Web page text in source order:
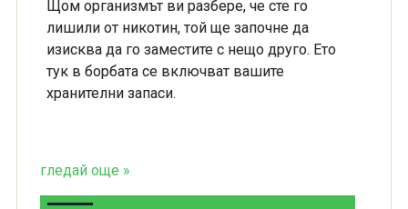
Щом организмът ви разбере, че сте го
лишили от никотин, той ще започне да
изисква да го заместите с нещо друго. Ето
тук в борбата се включват вашите
хранителни запаси.
гледай още »